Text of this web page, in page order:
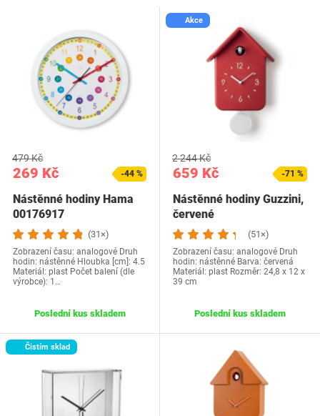
269 Kč
479 Kč
-44 %
Nástěnné hodiny Hama
00176917
(31×)
Zobrazení času: analogové Druh
hodin: nástěnné Hloubka [cm]: 4.5
Materiál: plast Počet balení (dle
výrobce): 1…
Poslední kus skladem
Akce
659 Kč
2 244 Kč
-71 %
Nástěnné hodiny Guzzini,
červené
(51×)
Zobrazení času: analogové Druh
hodin: nástěnné Barva: červená
Materiál: plast Rozměr: 24,8 x 12 x
39 cm
Poslední kus skladem
Čistím sklad